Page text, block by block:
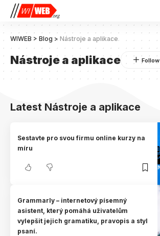
WIWEB > Blog > Nástroje a aplikace
Nástroje a aplikace
Latest Nástroje a aplikace
Sestavte pro svou firmu online kurzy na
míru
Grammarly – internetový písemný
asistent, který pomáhá uživatelům
vylepšit jejich gramatiku, pravopis a styl
psaní.